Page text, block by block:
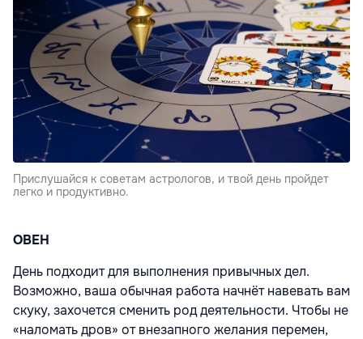
Прислушайся к советам астрологов, и твой день пройдет
легко и продуктивно.
ОВЕН
День подходит для выполнения привычных дел.
Возможно, ваша обычная работа начнёт навевать вам
скуку, захочется сменить род деятельности. Чтобы не
«наломать дров» от внезапного желания перемен,